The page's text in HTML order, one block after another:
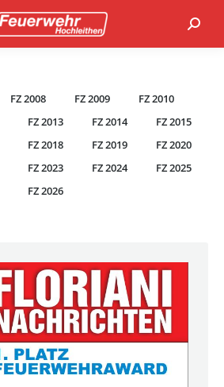
FZ 2008 FZ 2009
FZ 2010
FZ 2013 FZ 2014
FZ 2015
FZ 2018 FZ 2019
FZ 2020
FZ 2023 FZ 2024
FZ 2025
FZ 2026